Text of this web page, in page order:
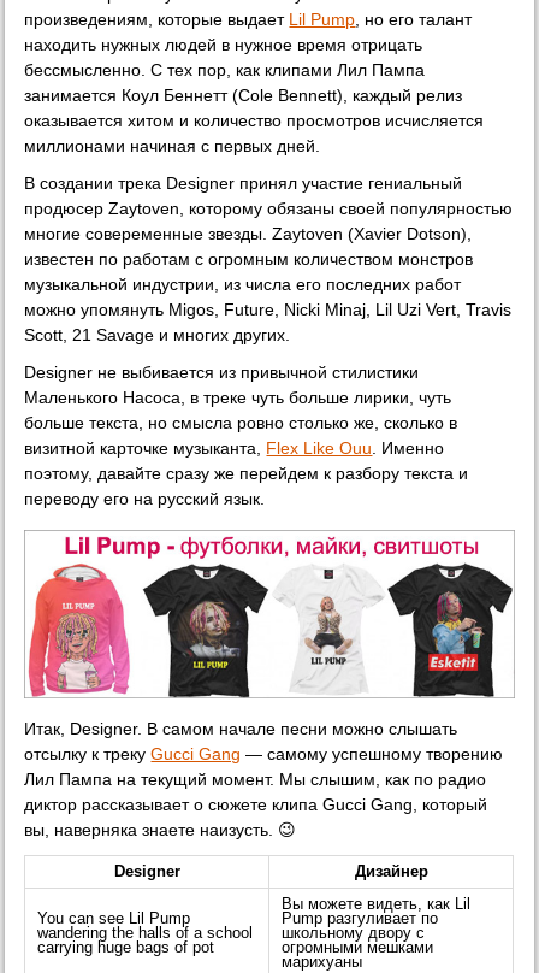
произведениям, которые выдает Lil Pump , но его талант
находить нужных людей в нужное время отрицать
бессмысленно. С тех пор, как клипами Лил Пампа
занимается Коул Беннетт (Cole Bennett), каждый релиз
оказывается хитом и количество просмотров исчисляется
миллионами начиная с первых дней.
В создании трека Designer принял участие гениальный
продюсер Zaytoven, которому обязаны своей популярностью
многие совеременные звезды. Zaytoven (Xavier Dotson),
известен по работам с огромным количеством монстров
музыкальной индустрии, из числа его последних работ
можно упомянуть Migos, Future, Nicki Minaj, Lil Uzi Vert, Travis
Scott, 21 Savage и многих других.
Designer не выбивается из привычной стилистики
Маленького Насоса, в треке чуть больше лирики, чуть
больше текста, но смысла ровно столько же, сколько в
визитной карточке музыканта, Flex Like Ouu . Именно
поэтому, давайте сразу же перейдем к разбору текста и
переводу его на русский язык.
Итак, Designer. В самом начале песни можно слышать
отсылку к трекуGucci Gang — самому успешному творению
Лил Пампа на текущий момент. Мы слышим, как по радио
диктор рассказывает о сюжете клипа Gucci Gang, который
вы, наверняка знаете наизусть. 😉
Designer Дизайнер
You can see Lil Pump
wandering the halls of a school
carrying huge bags of pot
Вы можете видеть, как Lil
Pump разгуливает по
школьному двору с
огромными мешками
марихуаны